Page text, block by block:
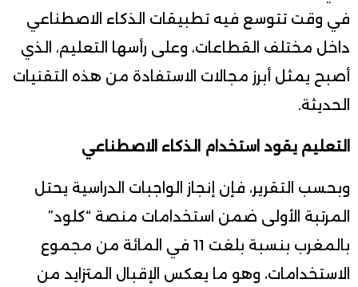
في وقت تتوسع فيه تطبيقات الذكاء الاصطناعي
داخل مختلف القطاعات، وعلى رأسها التعليم، الذي
أصبح يمثل أبرز مجالات الاستفادة من هذه التقنيات
الحديثة.
التعليم يقود استخدام الذكاء الاصطناعي
وبحسب التقرير، فإن إنجاز الواجبات الدراسية يحتل
المرتبة الأولى ضمن استخدامات منصة “كلود”
بالمغرب بنسبة بلغت 11 في المائة من مجموع
الاستخدامات، وهو ما يعكس الإقبال المتزايد من